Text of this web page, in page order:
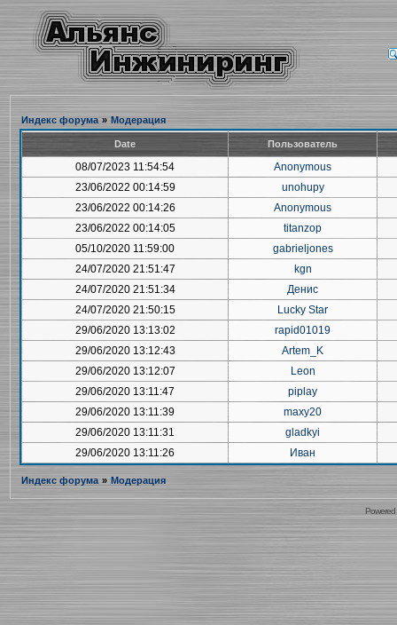
Индекс форума » Модерация
Date Пользователь
08/07/2023 11:54:54
Anonymous
23/06/2022 00:14:59
unohupy
23/06/2022 00:14:26
Anonymous
23/06/2022 00:14:05
titanzop
05/10/2020 11:59:00
gabrieljones
24/07/2020 21:51:47
kgn
24/07/2020 21:51:34
Денис
24/07/2020 21:50:15
Lucky Star
29/06/2020 13:13:02
rapid01019
29/06/2020 13:12:43
Artem_K
29/06/2020 13:12:07
Leon
29/06/2020 13:11:47
piplay
29/06/2020 13:11:39
maxy20
29/06/2020 13:11:31
gladkyi
29/06/2020 13:11:26
Иван
Индекс форума » Модерация